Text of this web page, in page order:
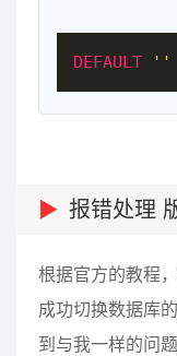
DEFAULT ''
报错处理
根据官方的教程
成功切换数据库
到与我一样的问